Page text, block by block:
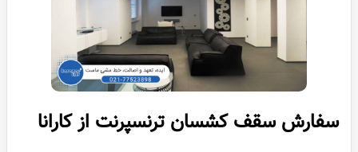
سفارش سقف کشسان ترنسپرنت از کارانا